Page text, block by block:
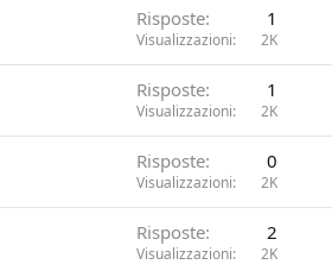
Risposte 1
Visualizzazioni 2K
Risposte 1
Visualizzazioni 2K
Risposte 0
Visualizzazioni 2K
Risposte 2
Visualizzazioni 2K